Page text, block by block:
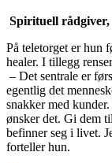
Spirituell rådgiver,
På teletorget er hun
healer. I tillegg
– Det sentrale er
egentlig det
snakker med
ønsker det. Gi dem
befinner seg i livet.
forteller hun.